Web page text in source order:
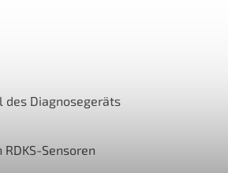
des Diagnosegeräts
Sensoren